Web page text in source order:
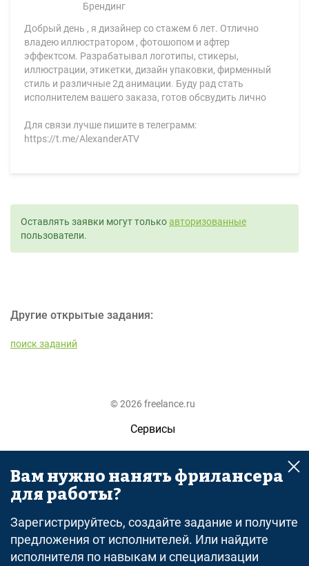
Брендинг
Добрый день , я дизайнер со стажем 6 лет. Отлично
владею иллюстратором , фотошопом и афтер
эффектсом. Разрабатывал логотипы, стикеры,
иллюстрации, этикетки, дизайн упаковки, фирменный
стиль и различные 2д анимации. Буду рад стать
исполнителем вашего заказа, готов обсвудить лично
Для связи лучше пишите в телеграмм:
https://t.me/AlexanderATV
Оставлять заявки могут толькоавторизованные
пользователи.
Другие открытые задания:
поиск заданий
© 2026 freelance.ru
Сервисы
Помощь
Поиск
Оферта
Политика конфиденциальности
Вам нужно нанять фрилансера
для работы?
Зарегистрируйтесь, создайте задание и получите
предложения от исполнителей. Или найдите
исполнителя по навыкам и специализации